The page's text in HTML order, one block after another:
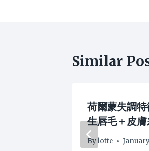
Similar
荷爾蒙失調
生唇毛＋皮
Bylotte